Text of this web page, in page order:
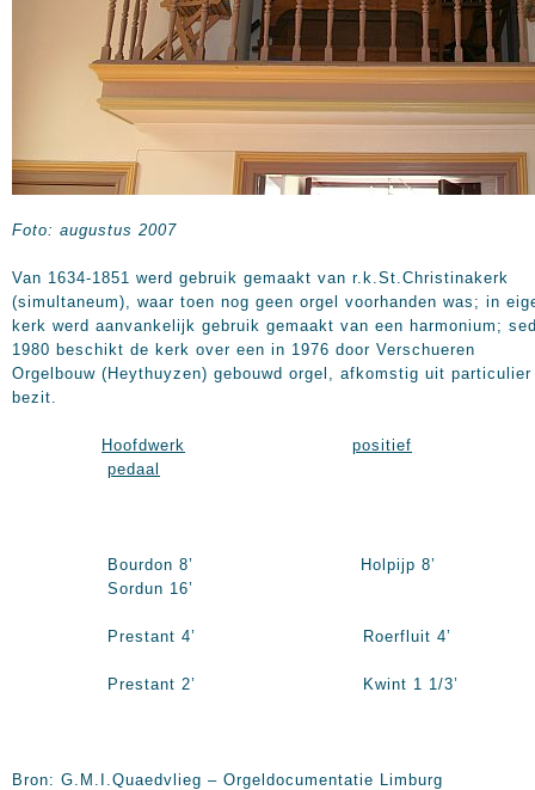
Foto: augustus 2007
Van 1634-1851 werd gebruik gemaakt van r.k.St.Christinakerk
(simultaneum), waar toen nog geen orgel voorhanden was; in
kerk werd aanvankelijk gebruik gemaakt van een harmonium;
1980 beschikt de kerk over een in 1976 door Verschueren
Orgelbouw (Heythuyzen) gebouwd orgel, afkomstig uit particulier
bezit.
Hoofdwerk
positief
pedaal
Bourdon 8’ Holpijp 8’
Sordun 16’
Prestant 4’ Roerfluit 4’
Prestant 2’ Kwint 1 1/3’
Bron: G.M.I.Quaedvlieg – Orgeldocumentatie Limburg